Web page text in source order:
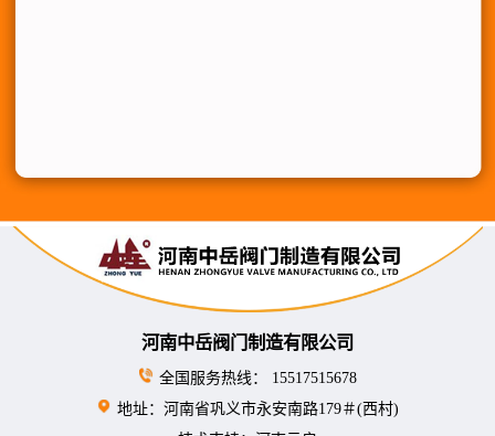
河南中岳阀门制造有限公司
全国服务热线： 15517515678
地址：河南省巩义市永安南路179＃(西村)